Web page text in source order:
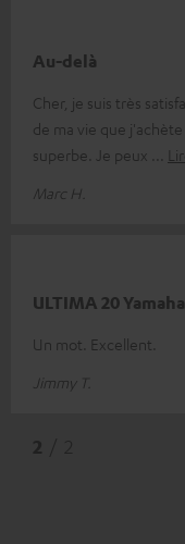
Au-delà
Cher, je suis très
de ma vie que
superbe. Je peux
Marc H.
ULTIMA 20
Un mot. Excellent.
Jimmy T.